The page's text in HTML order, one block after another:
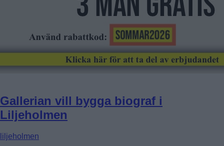
Gallerian vill bygga biograf i
Liljeholmen
liljeholmen